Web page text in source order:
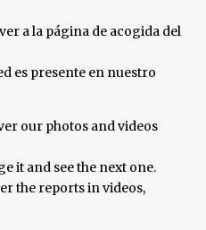
a la página de acogida del
es presente en nuestro
our photos and videos
it and see the next one.
the reports in videos,